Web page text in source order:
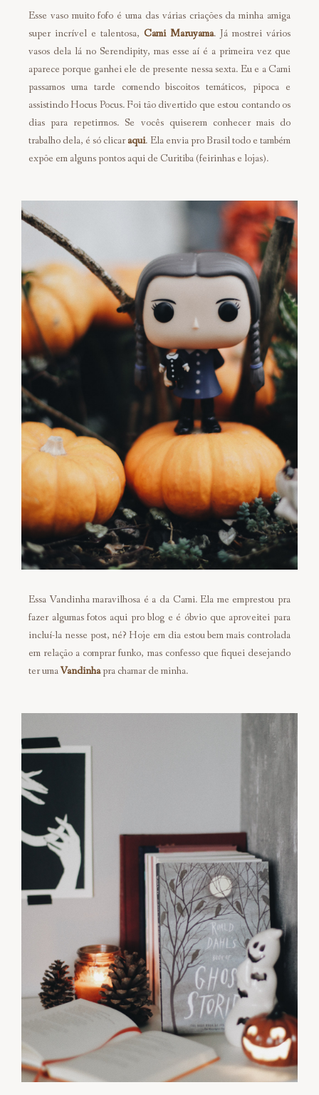
Esse vaso muito fofo é uma das várias criações da minha amiga
super incrível e talentosa, Cami Maruyama. Já mostrei vários
vasos dela lá no Serendipity, mas esse aí é a primeira vez que
aparece porque ganhei ele de presente nessa sexta. Eu e a Cami
passamos uma tarde comendo biscoitos temáticos, pipoca e
assistindo Hocus Pocus. Foi tão divertido que estou contando os
dias para repetirmos. Se vocês quiserem conhecer mais do
trabalho dela, é só clicaraqui. Ela envia pro Brasil todo e também
expõe em alguns pontos aqui de Curitiba (feirinhas e lojas).
Essa Vandinha maravilhosa é a da Cami. Ela me emprestou pra
fazer algumas fotos aqui pro blog e é óbvio que aproveitei para
incluí-la nesse post, né? Hoje em dia estou bem mais controlada
em relação a comprar funko, mas confesso que fiquei desejando
ter umaVandinhapra chamar de minha.